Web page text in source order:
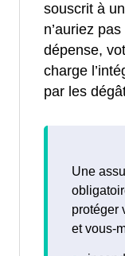
souscrit à
n’auriez
dépense,
charge
par les
Une
protéger
et vous-